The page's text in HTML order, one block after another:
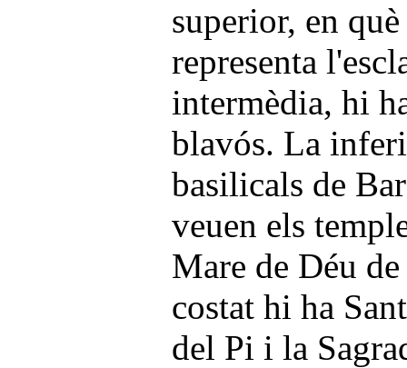
superior, en
representa
intermèdia, hi
blavós. La
basilicals de
veuen els
Mare de Déu
costat hi ha
del Pi i la